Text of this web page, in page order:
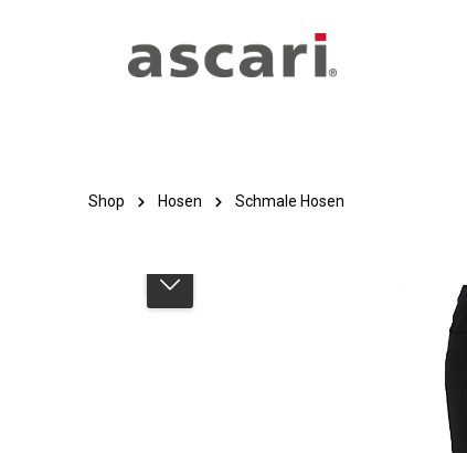
Shop Hosen Schmale Hosen